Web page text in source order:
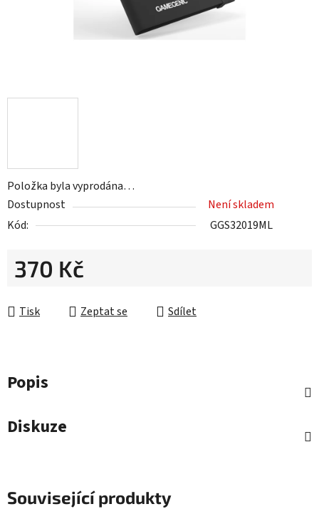
Položka byla vyprodána…
Dostupnost
Není skladem
Kód:
GGS32019ML
370 Kč
Tisk
Zeptat se Sdílet
Popis
Diskuze
Související produkty